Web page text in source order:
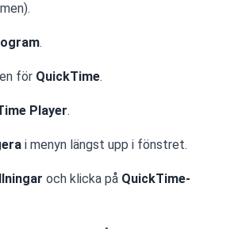
.
för QuickTime.
Player.
i menyn längst upp i fönstret.
och klicka på QuickTime-